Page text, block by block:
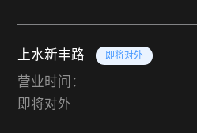
上水新丰路 即将对外
营业时间：
即将对外